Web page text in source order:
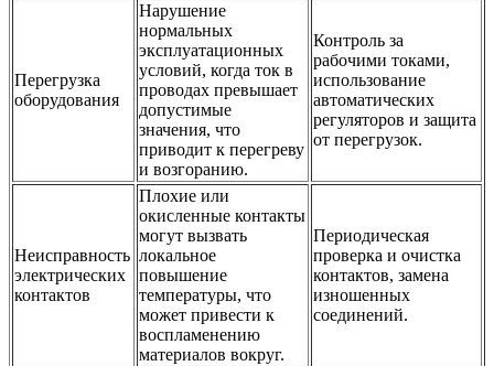
Перегрузка
оборудования
Нарушение
нормальных
эксплуатационных
условий, когда ток в
проводах превышает
допустимые
значения, что
приводит к перегреву
и возгоранию.
Контроль за
рабочими токами,
использование
автоматических
регуляторов и защита
от перегрузок.
Неисправность
электрических
контактов
Плохие или
окисленные контакты
могут вызвать
локальное
повышение
температуры, что
может привести к
воспламенению
материалов вокруг.
Периодическая
проверка и очистка
контактов, замена
изношенных
соединений.